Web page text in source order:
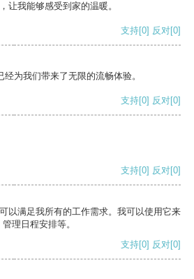
让我能够感受到家的温暖。
支持[0] 反对[0]
为我们带来了无限的流畅体验。
支持[0] 反对[0]
支持[0] 反对[0]
以满足我所有的工作需求。我可以使用它来
理日程安排等。
支持[0] 反对[0]